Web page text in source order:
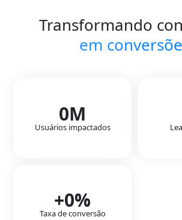
Transformando
em
0M
Usuários impactados
+0%
Taxa de conversão